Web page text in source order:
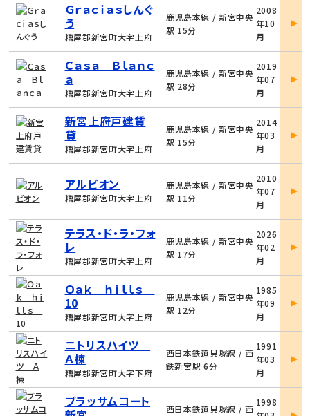
Ｇｒａｃｉａｓしんぐ
う
糟屋郡新宮町大字上府
鹿児島本線 / 新宮中央
駅 15分
2008
年10
月
詳
Ｃａｓａ Ｂｌａｎｃ
ａ
糟屋郡新宮町大字上府
鹿児島本線 / 新宮中央
駅 28分
2019
年07
月
詳
新宮上府戸建賃
貸
糟屋郡新宮町大字上府
鹿児島本線 / 新宮中央
駅 15分
2014
年03
月
詳
アルビオン
糟屋郡新宮町大字上府
鹿児島本線 / 新宮中央
駅 11分
2010
年07
月
詳
テラス・ド・ラ・フォ
レ
糟屋郡新宮町大字上府
鹿児島本線 / 新宮中央
駅 17分
2026
年02
月
詳
Ｏａｋ ｈｉｌｌｓ
10
糟屋郡新宮町大字上府
鹿児島本線 / 新宮中央
駅 12分
1985
年09
月
詳
ニトリスハイツ
Ａ棟
糟屋郡新宮町大字下府
西日本鉄道貝塚線 / 西
鉄新宮駅 6分
1991
年03
月
詳
ブラッサムコート
西日本鉄道貝塚線 / 西
1998